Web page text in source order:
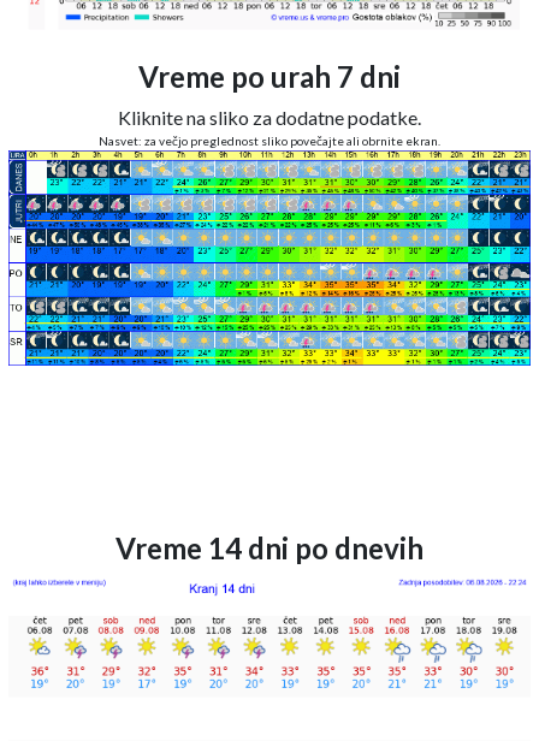
Vreme po urah 7 dni
Kliknite na sliko za dodatne podatke.
Nasvet: za večjo preglednost sliko povečajte ali obrnite ekran.
Vreme 14 dni po dnevih